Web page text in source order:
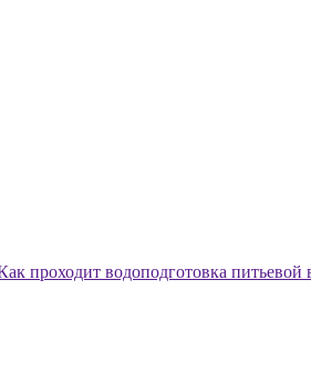
проходит водоподготовка питьевой